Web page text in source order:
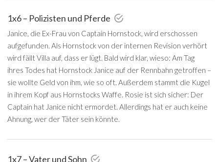
1x6 – Polizisten und Pferde
Janice, die Ex-Frau von Captain Hornstock, wird erschossen
aufgefunden. Als Hornstock von der internen Revision verhört
wird fällt Villa auf, dass er lügt. Bald wird klar, wieso: Am Tag
ihres Todes hat Hornstock Janice auf der Rennbahn getroffen –
sie wollte Geld von ihm, wie so oft. Außerdem stammt die Kugel
in ihrem Kopf aus Hornstocks Waffe. Rosie ist sich sicher: Der
Captain hat Janice nicht ermordet. Allerdings hat er auch keine
Ahnung, wer der Täter sein könnte.
1x7 – Vater und Sohn